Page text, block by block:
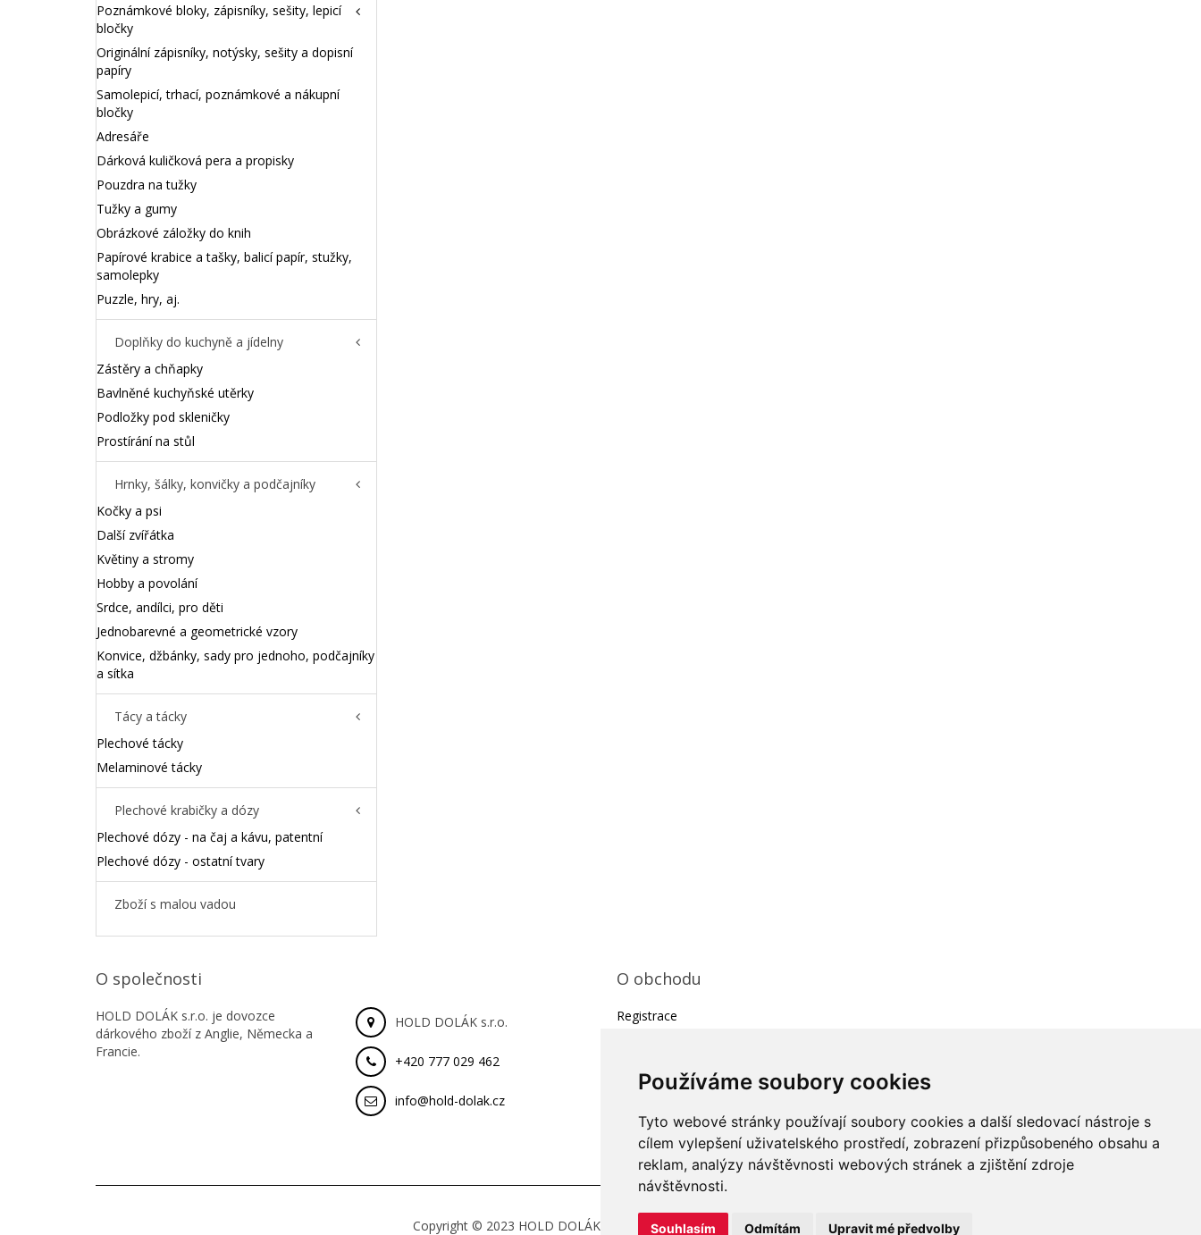
Používáme soubory cookies
Tyto webové stránky používají soubory cookies a další sledovací nástroje s
cílem vylepšení uživatelského prostředí, zobrazení přizpůsobeného obsahu a
reklam, analýzy návštěvnosti webových stránek a zjištění zdroje
návštěvnosti.
Souhlasím Odmítám Upravit mé předvolby
Poznámkové bloky, zápisníky, sešity, lepicí
bločky
Originální zápisníky, notýsky, sešity a dopisní
papíry
Samolepicí, trhací, poznámkové a nákupní
bločky
Adresáře
Dárková kuličková pera a propisky
Pouzdra na tužky
Tužky a gumy
Obrázkové záložky do knih
Papírové krabice a tašky, balicí papír, stužky,
samolepky
Puzzle, hry, aj.
Doplňky do kuchyně a jídelny
Zástěry a chňapky
Bavlněné kuchyňské utěrky
Podložky pod skleničky
Prostírání na stůl
Hrnky, šálky, konvičky a podčajníky
Kočky a psi
Další zvířátka
Květiny a stromy
Hobby a povolání
Srdce, andílci, pro děti
Jednobarevné a geometrické vzory
Konvice, džbánky, sady pro jednoho, podčajníky
a sítka
Tácy a tácky
Plechové tácky
Melaminové tácky
Plechové krabičky a dózy
Plechové dózy - na čaj a kávu, patentní
Plechové dózy - ostatní tvary
Zboží s malou vadou
O společnosti
HOLD DOLÁK s.r.o. je dovozce
dárkového zboží z Anglie, Německa a
Francie.
HOLD DOLÁK s.r.o.
+420 777 029 462
info@hold-dolak.cz
O obchodu
Registrace
Kontakty
On-line formulář pro reklamaci /
odstoupení od smlouvy
Copyright © 2023 HOLD DOLÁK s.r.o. , Všechna práva vyhrazena